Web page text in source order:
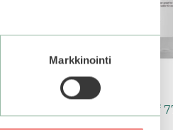
Markkinointi
Anua | Heartleaf